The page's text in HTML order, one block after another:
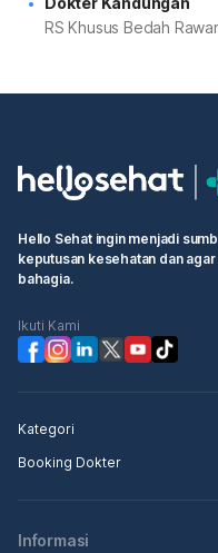
RS Khusus Bedah
Hello Sehat ingin menjadi
keputusan kesehatan dan
bahagia.
Ikuti Kami
Kategori
Booking Dokter
Informasi